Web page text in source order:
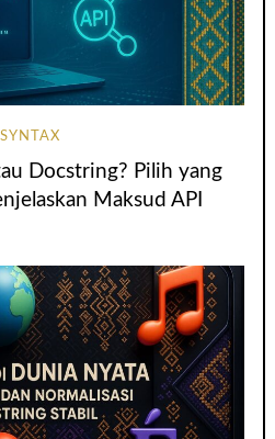
SYNTAX
Docstring? Pilih yang
Maksud API